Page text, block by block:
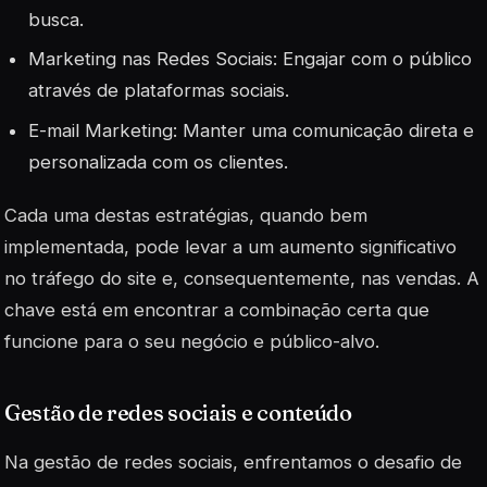
busca.
Marketing nas Redes Sociais: Engajar com o público
através de plataformas sociais.
E-mail Marketing: Manter uma comunicação direta e
personalizada com os clientes.
Cada uma destas estratégias, quando bem
implementada, pode levar a um aumento significativo
no tráfego do site e, consequentemente, nas vendas. A
chave está em encontrar a combinação certa que
funcione para o seu negócio e público-alvo.
Gestão de redes sociais e conteúdo
Na gestão de redes sociais, enfrentamos o desafio de